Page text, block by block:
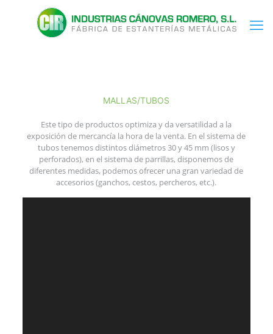
MALLAS/TUBOS
Este tipo de productos optimiza y da versatilidad a la
exposición de mercancía la hora de la venta. En el sistema de
tubos tenemos distintos diámetros 30 y 45 mm (lisos y
perforados), en el sistema de parrillas, disponemos de
diferentes medidas, podemos ofrecer una gran variedad de
accesorios (ganchos, cestos, percheros, etc.).